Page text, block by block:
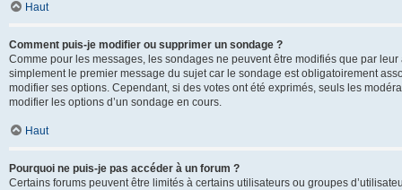
Haut
Comment puis-je modifier ou supprimer un sondage ?
Comme pour les messages, les sondages ne peuvent être modifiés que par
simplement le premier message du sujet car le sondage est obligatoirement
modifier ses options. Cependant, si des votes ont été exprimés, seuls les
modifier les options d’un sondage en cours.
Haut
Pourquoi ne puis-je pas accéder à un forum ?
Certains forums peuvent être limités à certains utilisateurs ou groupes